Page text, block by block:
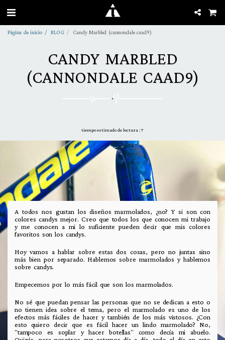
Página de inicio BLOG Candy Marbled (cannondale caad9)
CANDY MARBLED
(CANNONDALE CAAD9)
tiempo estimado de lectura : 7
A todos nos gustan los diseños marmolados, ¿no? Y si son con
colores candys mejor. Creo que todos los que conocen mi trabajo
y me conocen a mi lo suficiente pueden decir que mis colores
favoritos son los candys.
Hoy vamos a hablar sobre estas dos cosas, pero no juntas sino
más bien por separado. Hablemos sobre marmolados y hablemos
sobre candys.
Empecemos por lo más fácil que son los marmolados.
No sé que puedan pensar las personas que no se dedican a esto o
no tienen idea sobre el tema, pero el marmolado es uno de los
efectos más fáciles de hacer y también de los más vistosos. ¿Con
esto quiero decir que es fácil hacer un lindo marmolado? No,
"tampoco es soplar y hacer botellas" como decía mi abuelo.